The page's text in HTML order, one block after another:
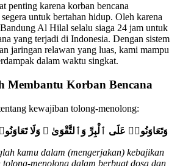
penting karena korban bencana
untuk bertahan hidup. Oleh karena
Al Hilal selalu siaga 24 jam untuk
yang terjadi di Indonesia. Dengan sistem
jaringan relawan yang luas, kami mampu
dalam waktu singkat.
Membantu Korban Bencana
kewajiban tolong-menolong:
وَتَعَاوَنُوا۟ عَلَى ٱلْبِرِّ وَٱلتَّقْوَىٰ ۖ وَلَا
kamu dalam (mengerjakan) kebajikan
menolong dalam berbuat dosa dan